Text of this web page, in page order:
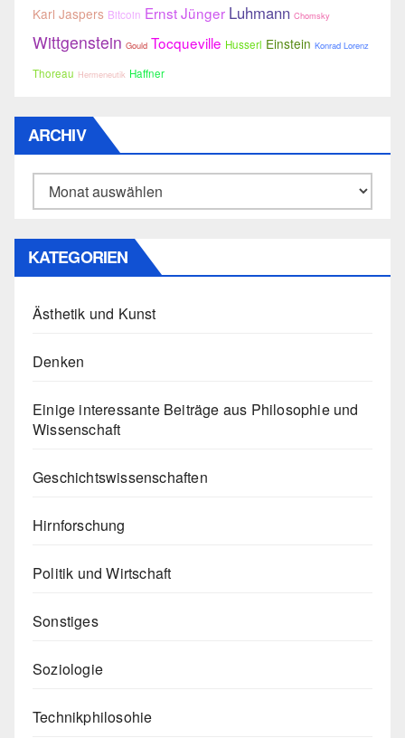
Karl Jaspers Bitcoin Ernst Jünger Luhmann Chomsky
Wittgenstein Gould Tocqueville Husserl Einstein Konrad Lorenz
Thoreau Hermeneutik Haffner
ARCHIV
Archiv
KATEGORIEN
Ästhetik und Kunst
Denken
Einige interessante Beiträge aus Philosophie und
Wissenschaft
Geschichtswissenschaften
Hirnforschung
Politik und Wirtschaft
Sonstiges
Soziologie
Technikphilosohie